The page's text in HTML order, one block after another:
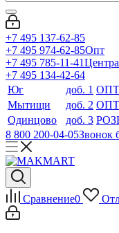
+7 495 137-62-85
+7 495 974-62-85Опт
+7 495 785-11-41
+7 495 134-42-64
Юг
доб. 1 ОПТ
Мытищи
доб. 2 ОПТ
Одинцово
доб. 3
8 800 200-04-05Звонок
Сравнение0